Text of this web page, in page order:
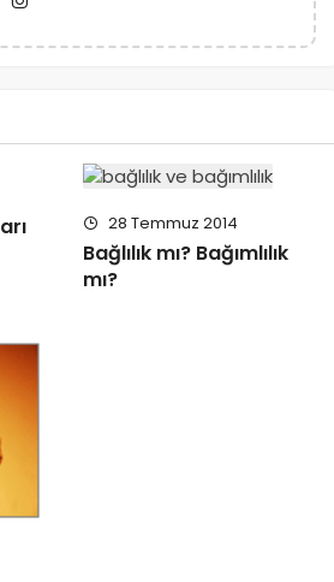
28 Temmuz 2014
Bağlılık mı? Bağımlılık
mı?